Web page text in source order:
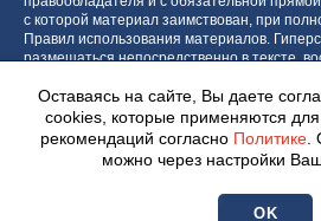
с которой материал заимствован, при
Правил использования материалов.
размещаться непосредственно в тексте,
блока.
Центр интернет-проектов «МОЁ!»
Оставаясь на сайте, Вы даете
cookies, которые применяются
рекомендаций согласно Политике
можно через настройки
OK